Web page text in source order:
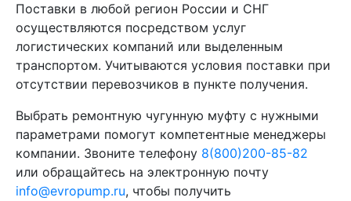
Поставки в любой регион России и СНГ
осуществляются посредством услуг
логистических компаний или выделенным
транспортом. Учитываются условия поставки при
отсутствии перевозчиков в пункте получения.
Выбрать ремонтную чугунную муфту с нужными
параметрами помогут компетентные менеджеры
компании. Звоните телефону 8(800)200-85-82
или обращайтесь на электронную почту
info@evropump.ru, чтобы получить